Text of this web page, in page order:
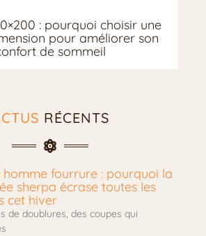
: pourquoi choisir une
pour améliorer son
de sommeil
RÉCENTS
homme fourrure : pourquoi la
sherpa écrase toutes les
cet hiver
de doublures, des coupes qui